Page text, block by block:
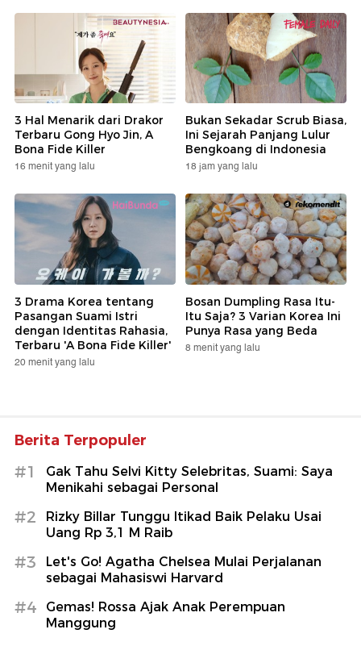
3 Hal Menarik dari Drakor
Terbaru Gong Hyo Jin, A
Bona Fide Killer
16 menit yang lalu
Bukan Sekadar Scrub Biasa,
Ini Sejarah Panjang Lulur
Bengkoang di Indonesia
18 jam yang lalu
3 Drama Korea tentang
Pasangan Suami Istri
dengan Identitas Rahasia,
Terbaru 'A Bona Fide Killer'
20 menit yang lalu
Bosan Dumpling Rasa Itu-
Itu Saja? 3 Varian Korea Ini
Punya Rasa yang Beda
8 menit yang lalu
Berita Terpopuler
#1
Gak Tahu Selvi Kitty Selebritas, Suami: Saya
Menikahi sebagai Personal
#2
Rizky Billar Tunggu Itikad Baik Pelaku Usai
Uang Rp 3,1 M Raib
#3
Let's Go! Agatha Chelsea Mulai Perjalanan
sebagai Mahasiswi Harvard
#4
Gemas! Rossa Ajak Anak Perempuan
Manggung